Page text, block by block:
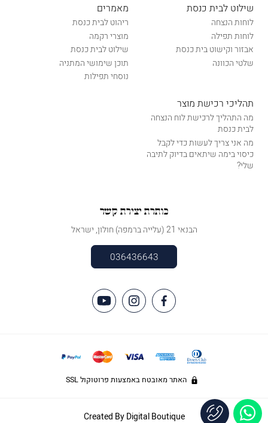
שילוט לבית כנסת
לוחות הנצחה
לוחות תפילה
אבזור וקישוט בית כנסת
שלטי הכוונה
מאמרים
ריהוט לבית כנסת
מוצרי רקמה
שילוט לבית כנסת
תוכן שימושי המתניה
נוסחי תפילות
תהליכי רכישת מוצר
מה התהליך לרכישת לוח הנצחה
לבית כנסת
מה אני צריך לעשות כדי לקבל
כיסוי בימה שיתאים בדיוק לתיבה
שלי?
כותרת יצירת קשר
הבנאי 21 (עלייה ברמפה) חולון, ישראל
036436643
האתר מאובטח באמצעות פרוטוקול SSL
Created ByDigital Boutique